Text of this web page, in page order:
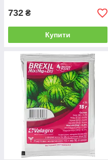
732 ₴
Купити